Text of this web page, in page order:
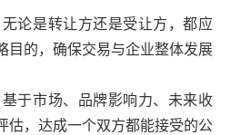
无论是转让方还是受让方，都应
目的，确保交易与企业整体发展
基于市场、品牌影响力、未来收
估，达成一个双方都能接受的公